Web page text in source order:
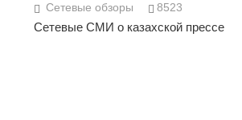
Сетевые обзоры
8523
Сетевые СМИ о казахской прессе